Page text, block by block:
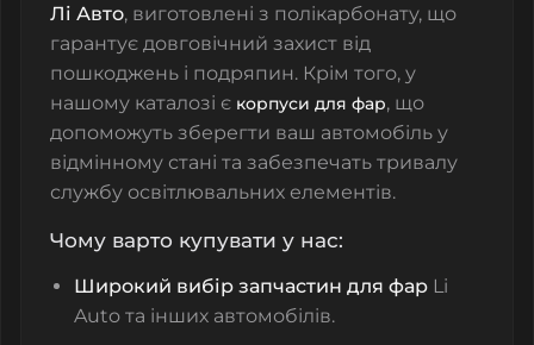
Лі Авто, виготовлені з полікарбонату, що
гарантує довговічний захист від
пошкоджень і подряпин. Крім того, у
нашому каталозі є корпуси для фар, що
допоможуть зберегти ваш автомобіль у
відмінному стані та забезпечать тривалу
службу освітлювальних елементів.
Чому варто купувати у нас:
Широкий вибір запчастин для фар Li
Auto та інших автомобілів.